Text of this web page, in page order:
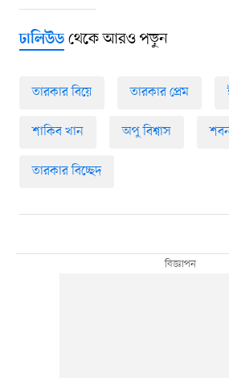
ঢালিউডথেকে আরও পড়ুন
তারকার বিয়ে তারকার প্রেম
শাকিব খান অপু বিশ্বাস
তারকার বিচ্ছেদ